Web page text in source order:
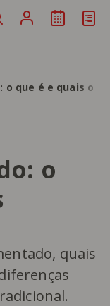
o que é e quais os
o
quais